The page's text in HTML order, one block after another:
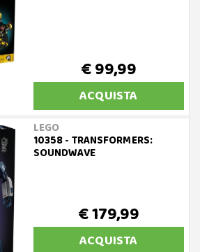
€ 99,99
ACQUISTA
LEGO
10358 - TRANSFORMERS:
SOUNDWAVE
€ 179,99
ACQUISTA